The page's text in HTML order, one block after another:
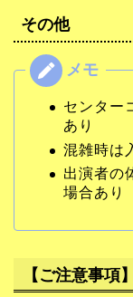
その他
センター
あり
混雑時は
出演者の
場合あり
【ご注意事項】